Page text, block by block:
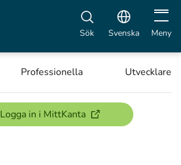
Sök Svenska Öppna
Meny
Professionella Utvecklare
Logga in i MittKanta(öppnas i ett nytt